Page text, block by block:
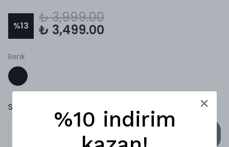
%13
₺ 3,999.00
₺ 3,499.00
Renk
Siparişleriniz 24 Saat İçinde Kargoya Verilir!
%10 indirim